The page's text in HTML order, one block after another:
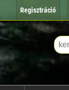
Regisztráció